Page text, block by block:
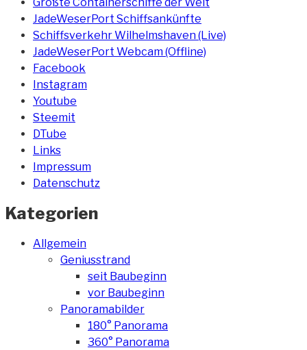
JadeWeserPort Schiffsankünfte
Schiffsverkehr Wilhelmshaven (Live)
JadeWeserPort Webcam (Offline)
Facebook
Instagram
Youtube
Steemit
DTube
Links
Impressum
Datenschutz
Kategorien
Allgemein
Geniusstrand
seit Baubeginn
vor Baubeginn
Panoramabilder
180° Panorama
360° Panorama